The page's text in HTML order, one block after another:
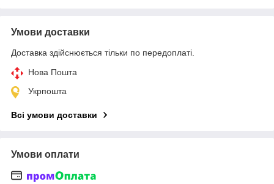
Умови доставки
Доставка здійснюється тільки по передоплаті.
Нова Пошта
Укрпошта
Всі умови доставки
Умови оплати